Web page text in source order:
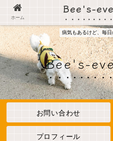
病気もあるけど、毎
Bee's-
お問い合わせ
プロフィール
ホーム
Bee's-